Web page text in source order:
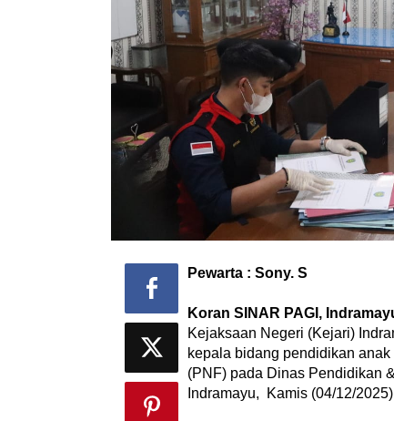
Pewarta : Sony. S
Koran SINAR PAGI,
Kejaksaan Negeri (Kejari)
kepala bidang pendidikan
(PNF) pada Dinas Pendidikan
Indramayu, Kamis (04/12/